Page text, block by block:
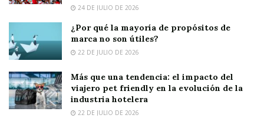
24 DE JULIO DE 2026
¿Por qué la mayoría de propósitos de
marca no son útiles?
22 DE JULIO DE 2026
Más que una tendencia: el impacto del
viajero pet friendly en la evolución de la
industria hotelera
22 DE JULIO DE 2026